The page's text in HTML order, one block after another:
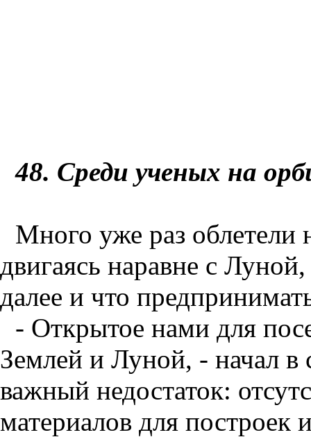
48. Среди ученых на
Много уже раз
двигаясь наравне с
далее и что
- Открытое нами для
Землей и Луной, - начал
важный недостаток:
материалов для